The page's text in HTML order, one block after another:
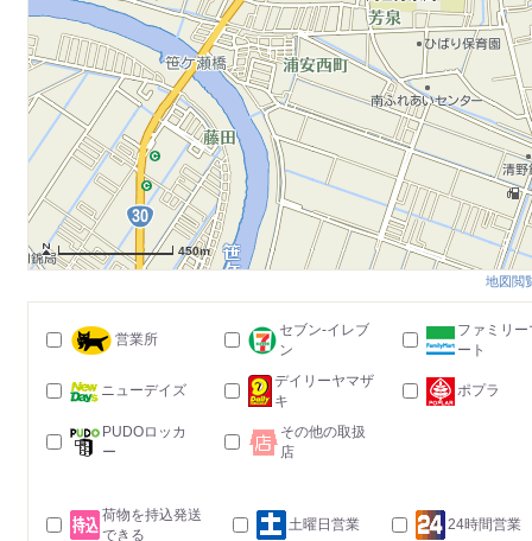
450m
地図閲
営業所
セブン-イレブ
ン
ファミリー
ート
ニューデイズ
デイリーヤマザ
キ
ポプラ
PUDOロッカ
ー
その他の取扱
店
荷物を持込発送
できる
土曜日営業 24時間営業